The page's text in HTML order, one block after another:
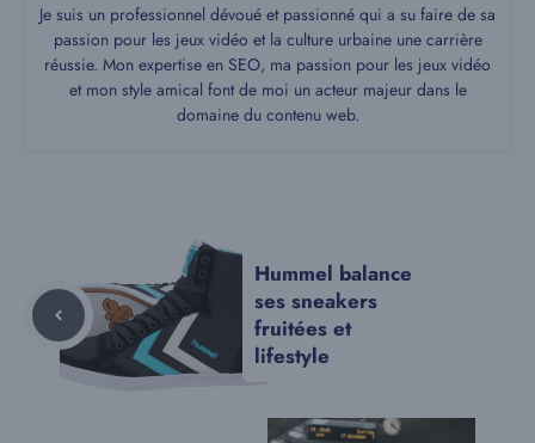
Je suis un professionnel dévoué et passionné qui a su faire de sa
passion pour les jeux vidéo et la culture urbaine une carrière
réussie. Mon expertise en SEO, ma passion pour les jeux vidéo
et mon style amical font de moi un acteur majeur dans le
domaine du contenu web.
Hummel balance
ses sneakers
fruitées et
lifestyle